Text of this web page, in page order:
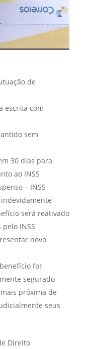
de
escrita com
sem
30 dias para
ao INSS
– INSS
será reativado
INSS
novo
for
segurado
próxima de
seus
Direito